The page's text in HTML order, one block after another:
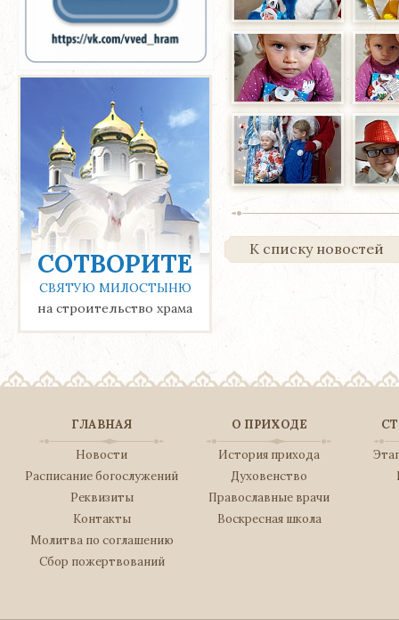
К списку новостей
СОТВОРИТЕ
СВЯТУЮ МИЛОСТЫНЮ
на строительство храма
ГЛАВНАЯ
Новости
Расписание богослужений
Реквизиты
Контакты
Молитва по соглашению
Сбор пожертвований
О ПРИХОДЕ
История прихода
Духовенство
Православные врачи
Воскресная школа